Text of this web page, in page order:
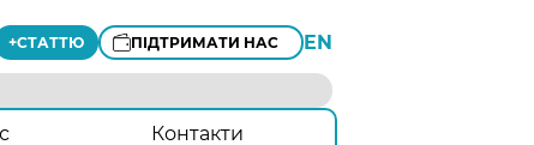
+СТАТТЮ ПІДТРИМАТИ НАС EN
Контакти